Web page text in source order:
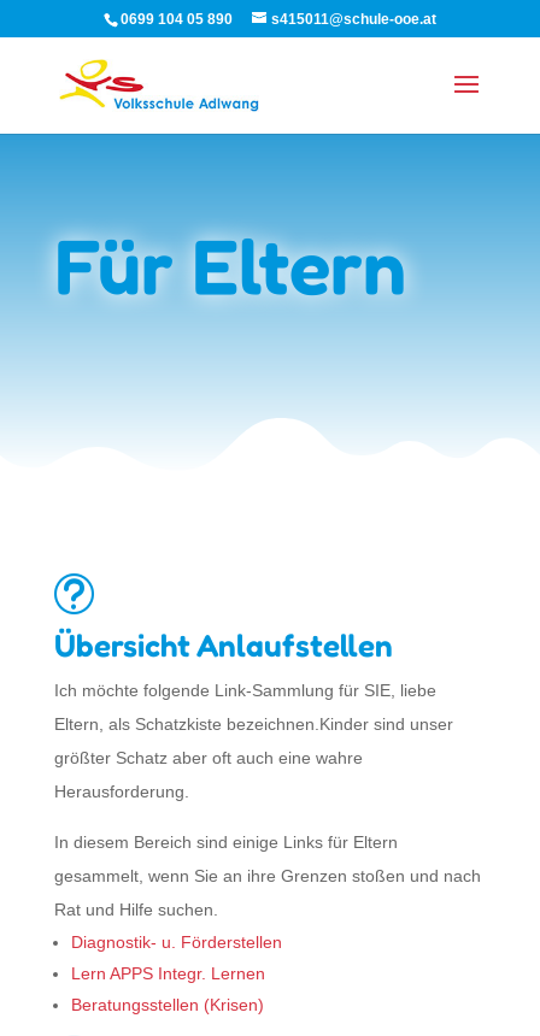
0699 104 05 890 s415011@schule-ooe.at
Für Eltern
t
Übersicht Anlaufstellen
Ich möchte folgende Link-Sammlung für SIE, liebe
Eltern, als Schatzkiste bezeichnen.Kinder sind unser
größter Schatz aber oft auch eine wahre
Herausforderung.
In diesem Bereich sind einige Links für Eltern
gesammelt, wenn Sie an ihre Grenzen stoßen und nach
Rat und Hilfe suchen.
Diagnostik- u. Förderstellen
Lern APPS Integr. Lernen
Beratungsstellen (Krisen)